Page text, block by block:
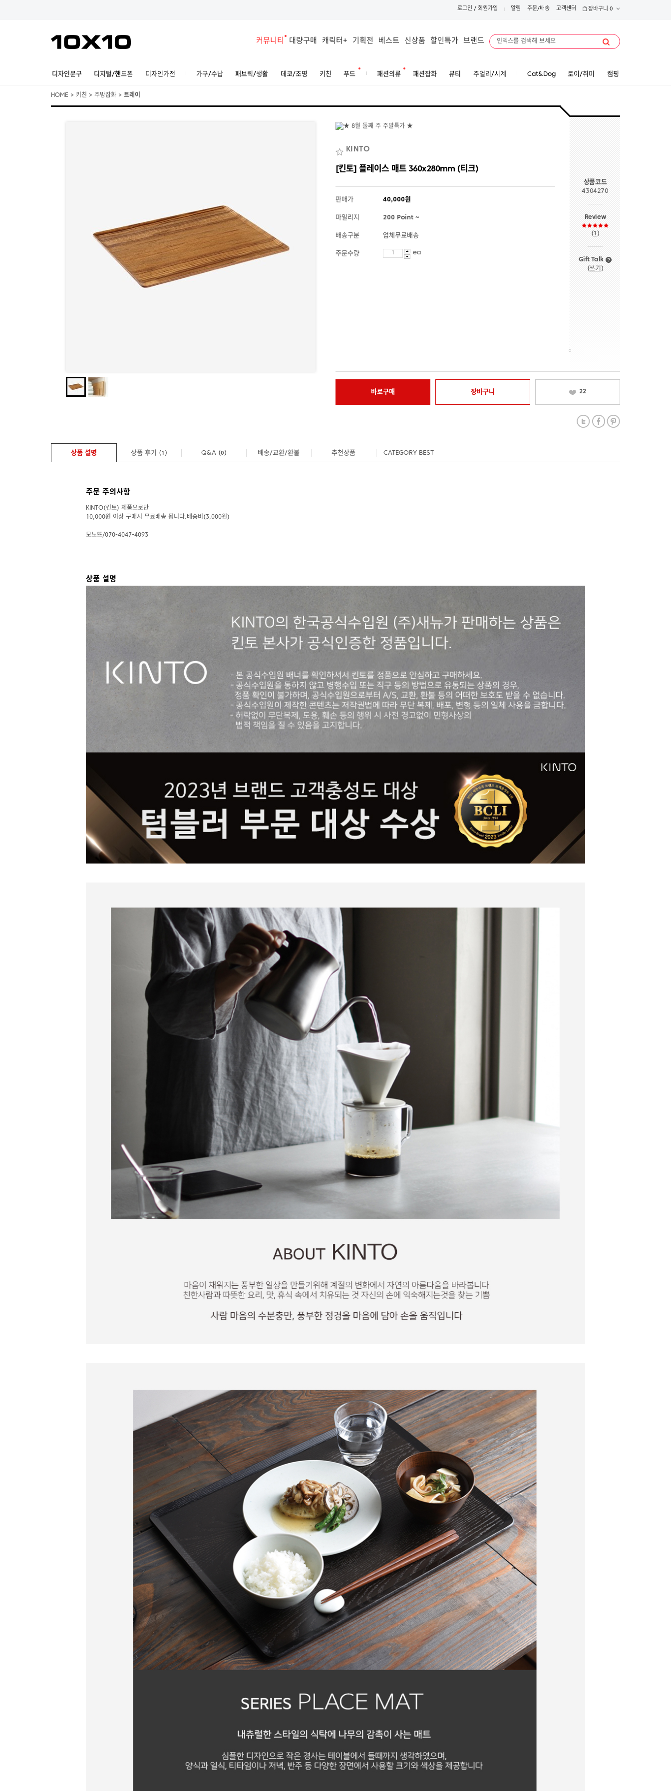
로그인 / 회원가입 알림 주문/배송 고객센터 장바구니 0
커뮤니티 대량구매 캐릭터+ 기획전 베스트 신상품 할인특가 브랜드
디자인문구 디지털/핸드폰 디자인가전 가구/수납 패브릭/생활 데코/조명 키친 푸드 패션의류 패션잡화 뷰티 주얼리/시계 Cat&Dog 토이/취미 캠핑
HOME > 키친 > 주방잡화 > 트레이
KINTO
[킨토] 플레이스 매트 360x280mm (티크)
판매가 40,000원
마일리지 200 Point ~
배송구분 업체무료배송
주문수량 ea
상품코드
4304270
Review
(1 )
Gift Talk
(쓰기 )
바로구매 장바구니 22
상품 설명 상품 후기 (1 ) Q&A (0) 배송/교환/환불 추천상품 CATEGORY BEST
주문 주의사항
KINTO(킨토) 제품으로만
10,000원 이상 구매시 무료배송 됩니다.배송비(3,000원)
모노뜨/070-4047-4093
상품 설명